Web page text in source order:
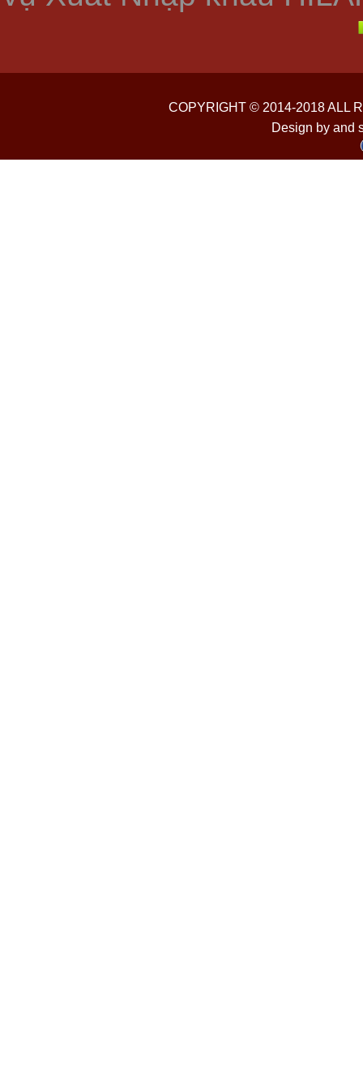
COPYRIGHT © 2014-2018 ALL
Design by and